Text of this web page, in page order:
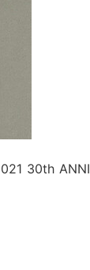
30th ANNI